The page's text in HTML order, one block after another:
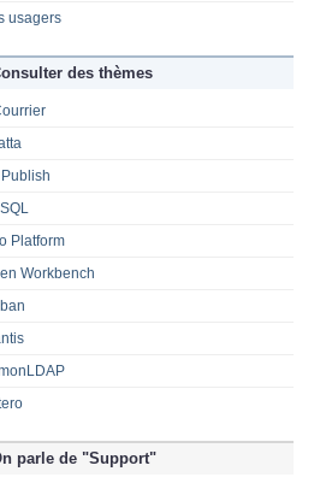
usagers
des thèmes
Platform
Workbench
parle de "Support"